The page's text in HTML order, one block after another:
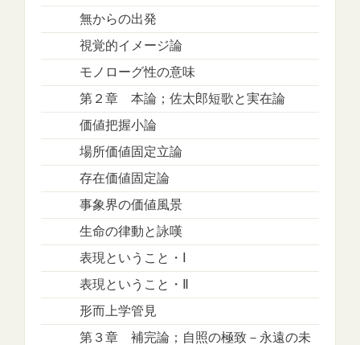
無からの出発
視覚的イメージ論
モノローグ性の意味
第２章 本論；佐太郎短歌と実在論
価値把握小論
場所価値固定立論
存在価値固定論
事象界の価値風景
生命の律動と詠嘆
表現ということ・Ⅰ
表現ということ・Ⅱ
形而上学管見
第３章 補完論；自照の極致－永遠の未